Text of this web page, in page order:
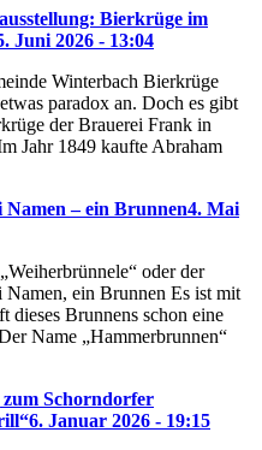
Bierkrüge im
Juni 2026 - 13:04
Winterbach Bierkrüge
paradox an. Doch es gibt
der Brauerei Frank in
Jahr 1849 kaufte Abraham
Namen – ein Brunnen4. Mai
oder der
Namen, ein Brunnen Es ist mit
dieses Brunnens schon eine
Name „Hammerbrunnen“
Schorndorfer
6. Januar 2026 - 19:15